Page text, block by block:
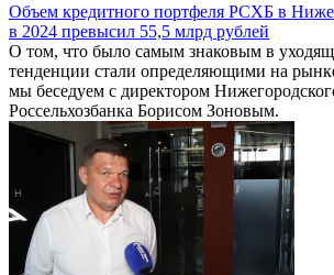
Объем кредитного портфеля РСХБ в
в 2024 превысил 55,5 млрд рублей
О том, что было самым знаковым в
тенденции стали определяющими на
мы беседуем с директором
Россельхозбанка Борисом Зоновым.